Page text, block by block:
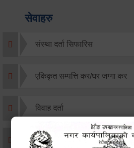
सेवाहरु
संस्था दर्ता सिफारिस
एकिकृत सम्पत्ति कर/घर जग्गा कर
विवाह दर्ता
सम्बन्ध विच्छेद दर्ता